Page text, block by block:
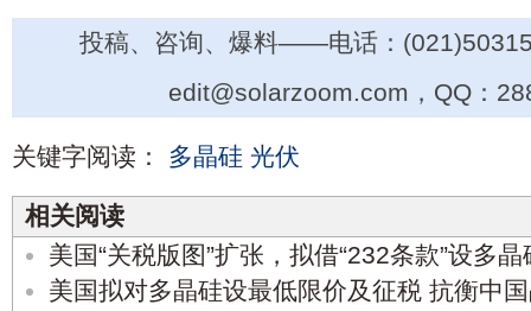
投稿、咨询、爆料——电话：
edit@solarzoom.com，QQ：
关键字阅读： 多晶硅 光伏
相关阅读
美国“关税版图”扩张，拟借“232条款”设多
美国拟对多晶硅设最低限价及征税 抗衡中